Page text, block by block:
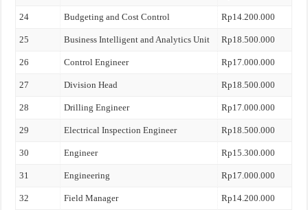
24 Budgeting and Cost Control Rp14.200.000
25 Business Intelligent and Analytics Unit Rp18.500.000
26 Control Engineer Rp17.000.000
27 Division Head Rp18.500.000
28 Drilling Engineer Rp17.000.000
29 Electrical Inspection Engineer Rp18.500.000
30 Engineer Rp15.300.000
31 Engineering Rp17.000.000
32 Field Manager Rp14.200.000